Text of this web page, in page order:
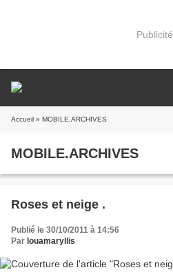
Publicité
Accueil » MOBILE.ARCHIVES
MOBILE.ARCHIVES
Roses et neige .
Publié le 30/10/2011 à 14:56
Par louamaryllis